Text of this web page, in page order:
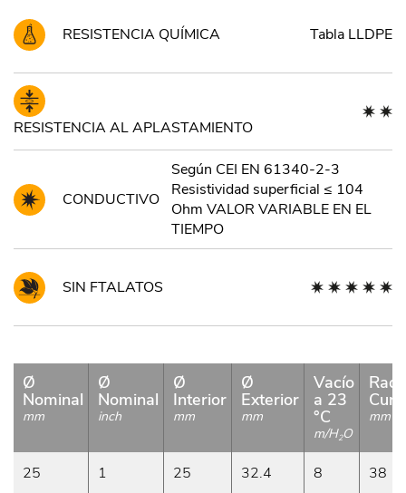
RESISTENCIA QUÍMICA Tabla LLDPE
RESISTENCIA AL APLASTAMIENTO
CONDUCTIVO
Según CEI EN 61340-2-3
Resistividad superficial ≤ 104
Ohm VALOR VARIABLE EN EL
TIEMPO
SIN FTALATOS
Ø
Nominal
mm
Ø
Nominal
inch
Ø
Interior
mm
Ø
Exterior
mm
Vacío
a 23
°C
m/H2O
mm
25 1 25 32.4 8 38